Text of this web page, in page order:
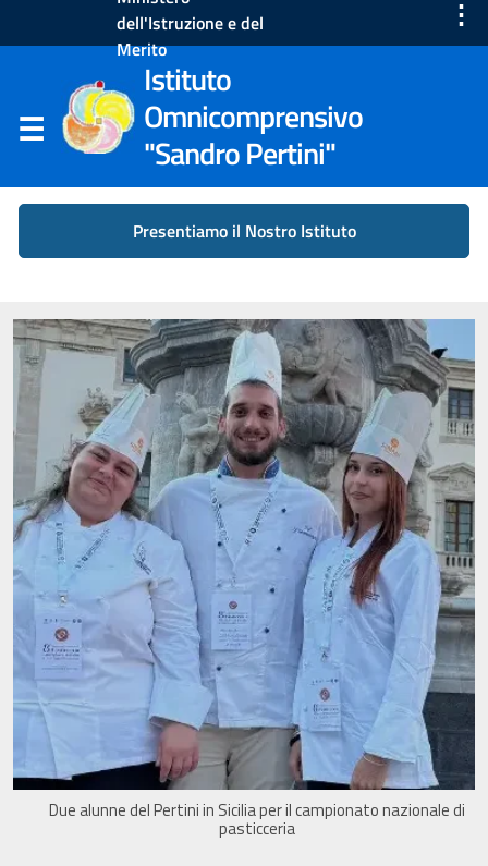
dell'Istruzione e del
Merito
⋮
Istituto
Omnicomprensivo
"Sandro Pertini"
Presentiamo il Nostro Istituto
Due alunne del Pertini in Sicilia per il campionato nazionale di
pasticceria